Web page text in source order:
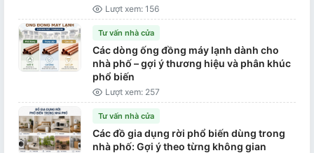
Lượt xem: 156
Tư vấn nhà cửa
Các dòng ống đồng máy lạnh dành cho
nhà phố – gợi ý thương hiệu và phân khúc
phổ biến
Lượt xem: 257
Tư vấn nhà cửa
Các đồ gia dụng rời phổ biến dùng trong
nhà phố: Gợi ý theo từng không gian